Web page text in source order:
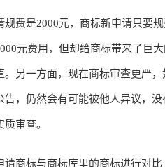
是2000元，商标新申请只要规
元费用，但却给商标带来了巨
另一方面，现在商标审查更严
告，仍然会有可能被他人异议，
审查。
标与商标库里的商标进行对比